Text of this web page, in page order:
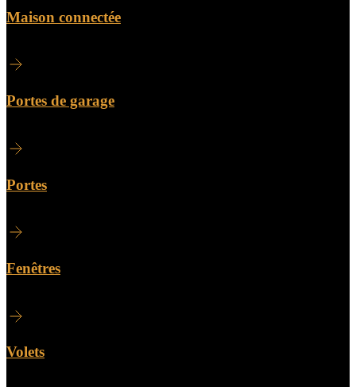
Maison connectée
Portes de garage
Portes
Fenêtres
Volets